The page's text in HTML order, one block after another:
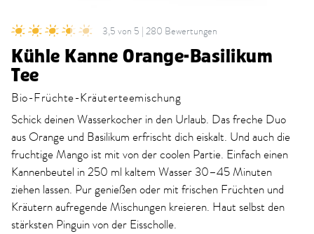
3,5 von 5 | 280 Bewertungen
Kühle Kanne Orange-Basilikum
Tee
Bio-Früchte-Kräuterteemischung
Schick deinen Wasserkocher in den Urlaub. Das freche Duo
aus Orange und Basilikum erfrischt dich eiskalt. Und auch die
fruchtige Mango ist mit von der coolen Partie. Einfach einen
Kannenbeutel in 250 ml kaltem Wasser 30–45 Minuten
ziehen lassen. Pur genießen oder mit frischen Früchten und
Kräutern aufregende Mischungen kreieren. Haut selbst den
stärksten Pinguin von der Eisscholle.